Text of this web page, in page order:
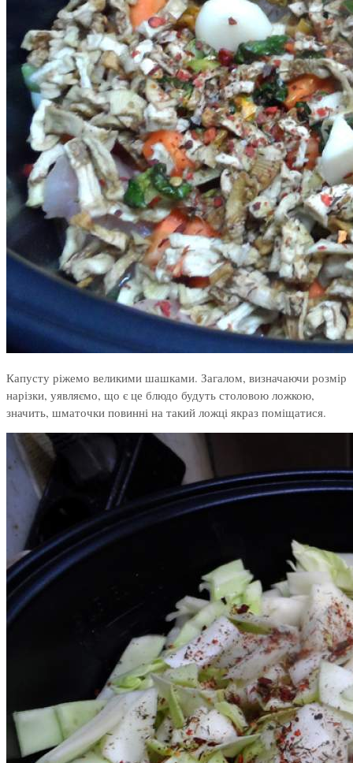
Капусту ріжемо великими шашками. Загалом, визначаючи розмір
нарізки, уявляємо, що є це блюдо будуть столовою ложкою,
значить, шматочки повинні на такий ложці якраз поміщатися.